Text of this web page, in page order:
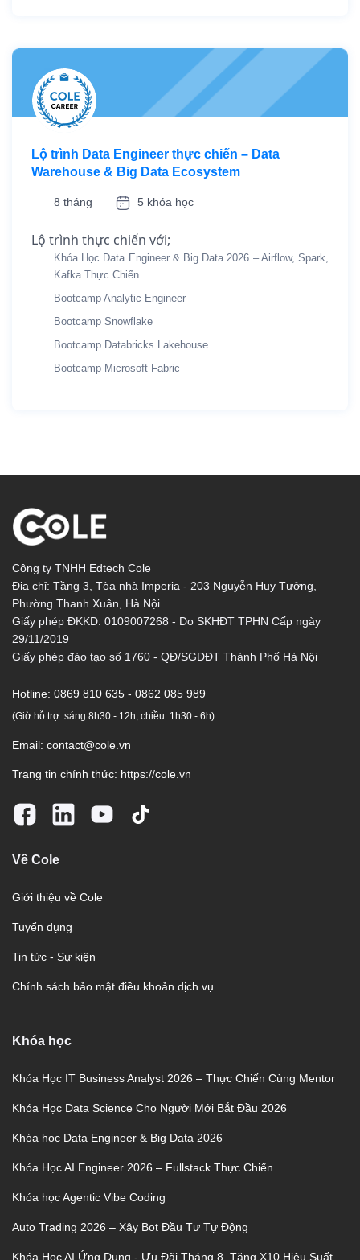
Lộ trình Data Engineer thực chiến – Data
Warehouse & Big Data Ecosystem
8 tháng 5 khóa học
Lộ trình thực chiến với;
Khóa Học Data Engineer & Big Data 2026 – Airflow, Spark,
Kafka Thực Chiến
Bootcamp Analytic Engineer
Bootcamp Snowflake
Bootcamp Databricks Lakehouse
Bootcamp Microsoft Fabric
Công ty TNHH Edtech Cole
Địa chỉ: Tầng 3, Tòa nhà Imperia - 203 Nguyễn Huy Tưởng,
Phường Thanh Xuân, Hà Nội
Giấy phép ĐKKD: 0109007268 - Do SKHĐT TPHN Cấp ngày
29/11/2019
Giấy phép đào tạo số 1760 - QĐ/SGDĐT Thành Phố Hà Nội
Hotline: 0869 810 635 - 0862 085 989
(Giờ hỗ trợ: sáng 8h30 - 12h, chiều: 1h30 - 6h)
Email: contact@cole.vn
Trang tin chính thức: https://cole.vn
Về Cole
Giới thiệu về Cole
Tuyển dụng
Tin tức - Sự kiện
Chính sách bảo mật điều khoản dịch vụ
Khóa học
Khóa Học IT Business Analyst 2026 – Thực Chiến Cùng Mentor
Khóa Học Data Science Cho Người Mới Bắt Đầu 2026
Khóa học Data Engineer & Big Data 2026
Khóa Học AI Engineer 2026 – Fullstack Thực Chiến
Khóa học Agentic Vibe Coding
Auto Trading 2026 – Xây Bot Đầu Tư Tự Động
Khóa Học AI Ứng Dụng - Ưu Đãi Tháng 8, Tăng X10 Hiệu Suất